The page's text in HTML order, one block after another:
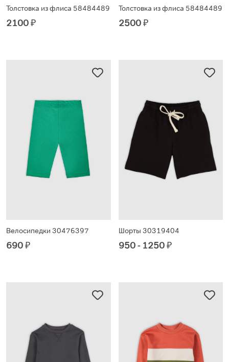
Толстовка из флиса 58484489
2100₽
Толстовка из флиса 58484489
2500₽
Велосипедки 30476397
690₽
Шорты 30319404
950 - 1250₽